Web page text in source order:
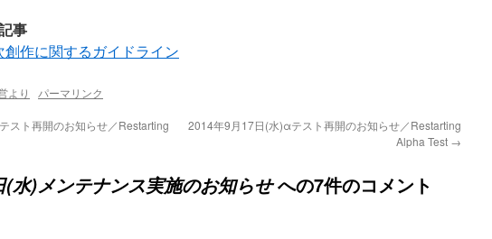
事
創作に関するガイドライン
より パーマリンク
スト再開のお知らせ／Restarting
2014年9月17日(水)αテスト再開のお知らせ／Restarting
Alpha Test →
水)メンテナンス実施のお知らせへの7件のコメント